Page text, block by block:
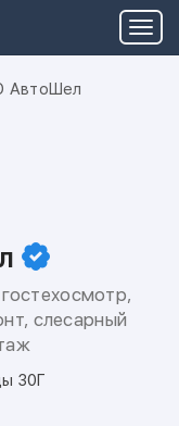
АвтоШел
слесарный
30Г